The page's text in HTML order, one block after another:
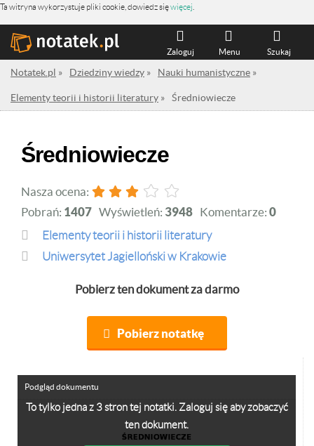
Ta witryna wykorzystuje pliki cookie, dowiedz sięwięcej
Szukaj
Menu
Zaloguj
Notatek.pl » Dziedziny wiedzy » Nauki humanistyczne »
Elementy teorii i historii literatury » Średniowiecze
Średniowiecze
Nasza ocena:
Pobrań: 1407 Wyświetleń: 3948 Komentarze: 0
Elementy teorii i historii literatury
Uniwersytet Jagielloński w Krakowie
Pobierz ten dokument za darmo
Pobierz notatkę
To tylko jedna z 3 stron tej notatki. Zaloguj się aby zobaczyć
ten dokument.
Podgląd dokumentu